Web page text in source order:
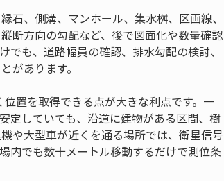
石、側溝、マンホール、集水桝、区画線、
断方向の勾配など、後で図面化や数量確認
も、道路幅員の確認、排水勾配の検討、
があります。
置を取得できる点が大きな利点です。一
定していても、沿道に建物がある区間、樹
や大型車が近くを通る場所では、衛星信号
内でも数十メートル移動するだけで測位条